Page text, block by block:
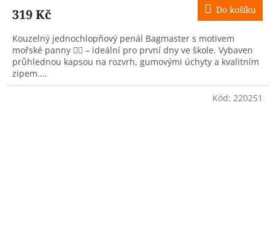
319 Kč Do košíku
Kouzelný jednochlopňový penál Bagmaster s motivem
mořské panny 🧜‍♀️ – ideální pro první dny ve škole. Vybaven
průhlednou kapsou na rozvrh, gumovými úchyty a kvalitním
zipem....
Kód: 220251